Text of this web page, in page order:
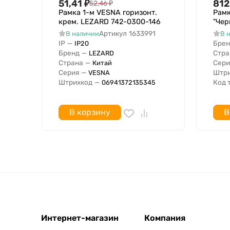
51,41 ₽52,46₽
Рамка 1-м VESNA горизонт.
крем. LEZARD 742-0300-146
В наличииАртикул 1633991
IP — IP20
Бренд — LEZARD
Страна — Китай
Серия — VESNA
Штрихкод — 06941372135345
В корзину
812
В
Код
Интернет-магазин
Компания